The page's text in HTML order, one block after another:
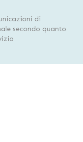
di
secondo quanto